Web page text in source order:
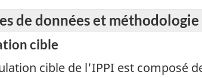
de données et méthodologie
cible
cible de l'IPPI est composé